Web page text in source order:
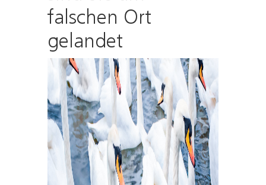
falschen Ort
gelandet